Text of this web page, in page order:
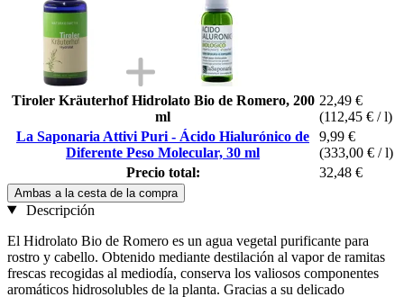
Tiroler Kräuterhof Hidrolato Bio de Romero, 200
ml
22,49 €
(112,45 € / l)
La Saponaria Attivi Puri - Ácido Hialurónico de
Diferente Peso Molecular, 30 ml
9,99 €
(333,00 € / l)
Precio total:
32,48 €
Ambas a la cesta de la compra
Descripción
El Hidrolato Bio de Romero es un agua vegetal purificante para
rostro y cabello. Obtenido mediante destilación al vapor de ramitas
frescas recogidas al mediodía, conserva los valiosos componentes
aromáticos hidrosolubles de la planta. Gracias a su delicado